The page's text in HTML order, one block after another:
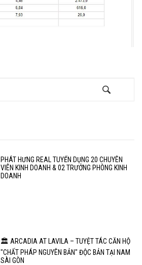
PHÁT HƯNG REAL TUYỂN DỤNG 20 CHUYÊN
VIÊN KINH DOANH & 02 TRƯỞNG PHÒNG KINH
DOANH
🏛️ ARCADIA AT LAVILA – TUYỆT TÁC CĂN HỘ
"CHẤT PHÁP NGUYÊN BẢN" ĐỘC BẢN TẠI NAM
SÀI GÒN